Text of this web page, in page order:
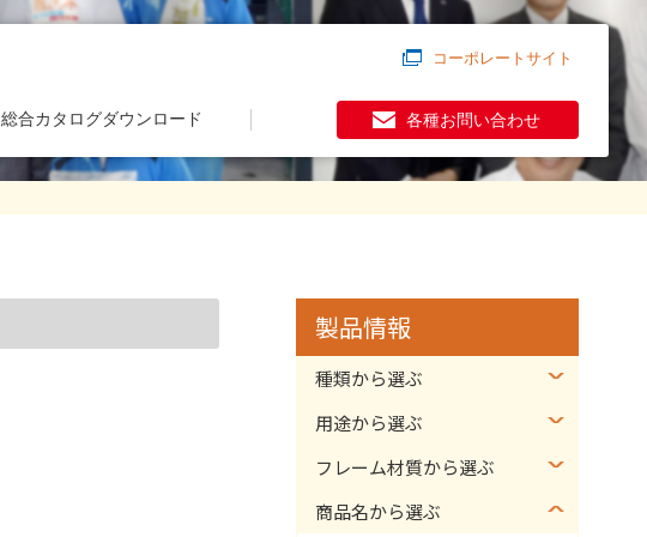
コーポレートサイト
総合カタログダウンロード 各種お問い合わせ
製品情報
種類から選ぶ
用途から選ぶ
フレーム材質から選ぶ
商品名から選ぶ